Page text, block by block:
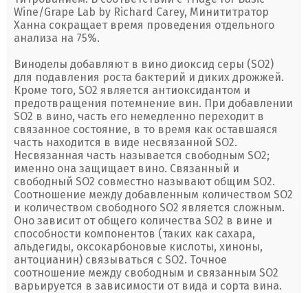
Wine/Grape Lab by Richard Carey, Минититратор
Ханна сокращает время проведения отдельного
анализа на 75%.
Виноделы добавляют в вино диоксид серы (SO2)
для подавления роста бактерий и диких дрожжей.
Кроме того, SO2 является антиоксидантом и
предотвращения потемнение вин. При добавлении
SO2 в вино, часть его немедленно переходит в
связанное состояние, в то время как оставшаяся
часть находится в виде несвязанной SO2.
Несвязанная часть называется свободным SO2;
именно она защищает вино. Связанный и
свободный SO2 совместно называют общим SO2.
Соотношение между добавленным количеством SO2
и количеством свободного SO2 является сложным.
Оно зависит от общего количества SO2 в вине и
способности компонентов (таких как сахара,
альдегиды, оксокарбоновые кислоты, хиноны,
антоцианин) связываться с SO2. Точное
соотношение между свободным и связанным SO2
варьируется в зависимости от вида и сорта вина.